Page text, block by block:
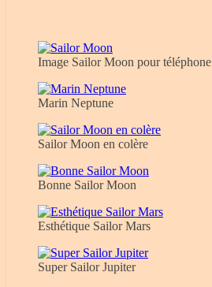
Image Sailor Moon pour téléphone
Marin Neptune
Sailor Moon en colère
Bonne Sailor Moon
Esthétique Sailor Mars
Super Sailor Jupiter